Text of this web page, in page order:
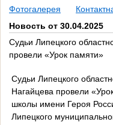
Фотогалерея
Новость от 30.04.2025
Судьи Липецкого
провели «Урок памяти»
Судьи Липецкого
Нагайцева провели
школы имени Героя
Липецкого